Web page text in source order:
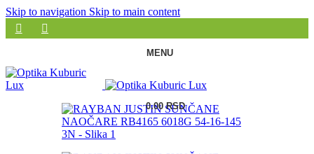
Skip to navigation Skip to main content
MENU
0.00RSD